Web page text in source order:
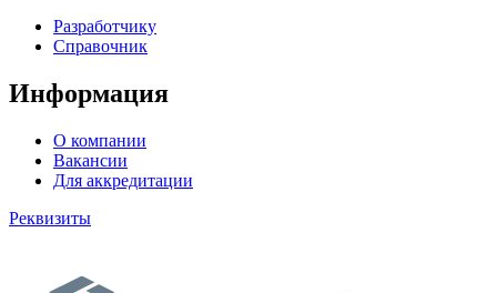
Разработчику
Справочник
Информация
О компании
Вакансии
Для аккредитации
Реквизиты